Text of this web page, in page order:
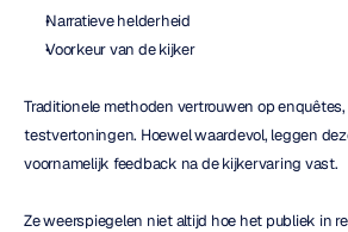
Narratieve helderheid
Voorkeur van de kijker
Traditionele methoden vertrouwen op
testvertoningen. Hoewel waardevol, leggen
voornamelijk feedback na de kijkervaring vast.
Ze weerspiegelen niet altijd hoe het publiek in